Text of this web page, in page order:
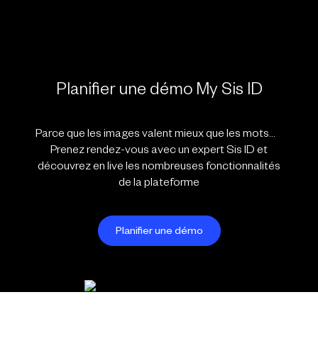
Planifier une démo My Sis ID
Parce que les images valent mieux que les mots…
Prenez rendez-vous avec un expert Sis ID et
découvrez en live les nombreuses fonctionnalités
de la plateforme
Planifier une démo